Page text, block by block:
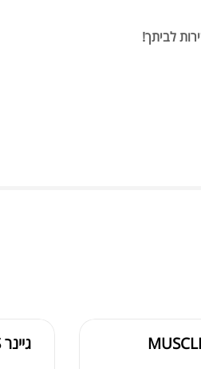
גיינר YE GAINER MASS